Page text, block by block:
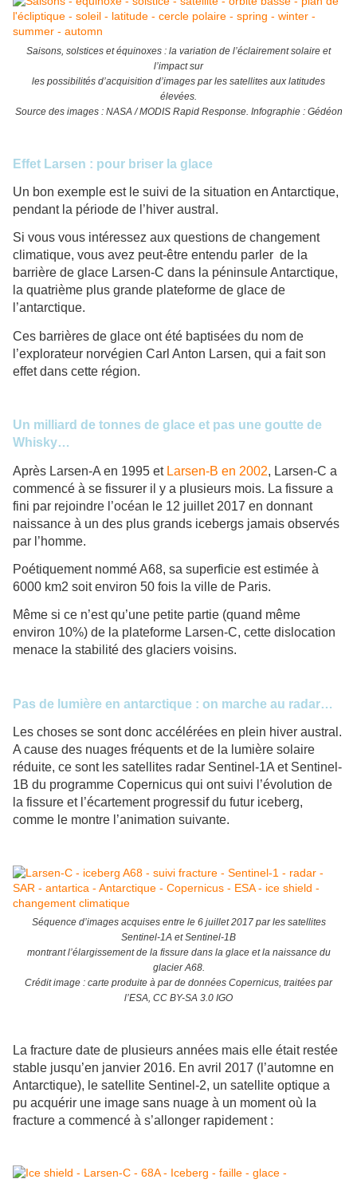
Saisons, solstices et équinoxes : la variation de l’éclairement solaire et
l’impact sur
les possibilités d’acquisition d’images par les satellites aux latitudes
élevées.
Source des images : NASA / MODIS Rapid Response. Infographie : Gédéon
Effet Larsen : pour briser la glace
Un bon exemple est le suivi de la situation en Antarctique,
pendant la période de l’hiver austral.
Si vous vous intéressez aux questions de changement
climatique, vous avez peut-être entendu parler de la
barrière de glace Larsen-C dans la péninsule Antarctique,
la quatrième plus grande plateforme de glace de
l’antarctique.
Ces barrières de glace ont été baptisées du nom de
l’explorateur norvégien Carl Anton Larsen, qui a fait son
effet dans cette région.
Un milliard de tonnes de glace et pas une goutte de
Whisky…
Après Larsen-A en 1995 et Larsen-B en 2002, Larsen-C a
commencé à se fissurer il y a plusieurs mois. La fissure a
fini par rejoindre l’océan le 12 juillet 2017 en donnant
naissance à un des plus grands icebergs jamais observés
par l’homme.
Poétiquement nommé A68, sa superficie est estimée à
6000 km2 soit environ 50 fois la ville de Paris.
Même si ce n’est qu’une petite partie (quand même
environ 10%) de la plateforme Larsen-C, cette dislocation
menace la stabilité des glaciers voisins.
Pas de lumière en antarctique : on marche au radar…
Les choses se sont donc accélérées en plein hiver austral.
A cause des nuages fréquents et de la lumière solaire
réduite, ce sont les satellites radar Sentinel-1A et Sentinel-
1B du programme Copernicus qui ont suivi l’évolution de
la fissure et l’écartement progressif du futur iceberg,
comme le montre l’animation suivante.
Séquence d’images acquises entre le 6 juillet 2017 par les satellites
Sentinel-1A et Sentinel-1B
montrant l’élargissement de la fissure dans la glace et la naissance du
glacier A68.
Crédit image : carte produite à par de données Copernicus, traitées par
l’ESA, CC BY-SA 3.0 IGO
La fracture date de plusieurs années mais elle était restée
stable jusqu’en janvier 2016. En avril 2017 (l’automne en
Antarctique), le satellite Sentinel-2, un satellite optique a
pu acquérir une image sans nuage à un moment où la
fracture a commencé à s’allonger rapidement :